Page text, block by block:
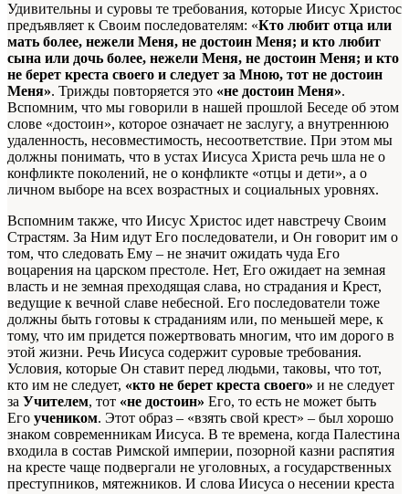
Удивительны и суровы те требования, которые Иисус Христос
предъявляет к Своим последователям: «Кто любит отца или
мать более, нежели Меня, не достоин Меня; и кто любит
сына или дочь более, нежели Меня, не достоин Меня; и кто
не берет креста своего и следует за Мною, тот не достоин
Меня». Трижды повторяется это «не достоин Меня».
Вспомним, что мы говорили в нашей прошлой Беседе об этом
слове «достоин», которое означает не заслугу, а внутреннюю
удаленность, несовместимость, несоответствие. При этом мы
должны понимать, что в устах Иисуса Христа речь шла не о
конфликте поколений, не о конфликте «отцы и дети», а о
личном выборе на всех возрастных и социальных уровнях.
Вспомним также, что Иисус Христос идет навстречу Своим
Страстям. За Ним идут Его последователи, и Он говорит им о
том, что следовать Ему – не значит ожидать чуда Его
воцарения на царском престоле. Нет, Его ожидает на земная
власть и не земная преходящая слава, но страдания и Крест,
ведущие к вечной славе небесной. Его последователи тоже
должны быть готовы к страданиям или, по меньшей мере, к
тому, что им придется пожертвовать многим, что им дорого в
этой жизни. Речь Иисуса содержит суровые требования.
Условия, которые Он ставит перед людьми, таковы, что тот,
кто им не следует, «кто не берет креста своего» и не следует
за Учителем, тот «не достоин» Его, то есть не может быть
Его учеником. Этот образ – «взять свой крест» – был хорошо
знаком современникам Иисуса. В те времена, когда Палестина
входила в состав Римской империи, позорной казни распятия
на кресте чаще подвергали не уголовных, а государственных
преступников, мятежников. И слова Иисуса о несении креста